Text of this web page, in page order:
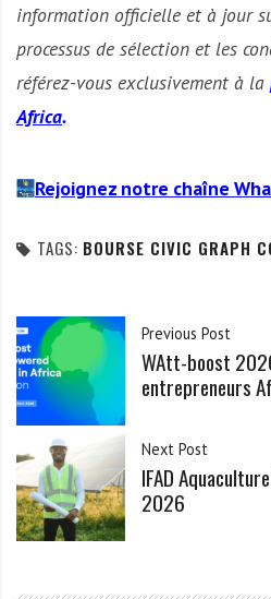
information officielle et à jour
processus de sélection et les
référez-vous exclusivement à la
Africa.
Rejoignez notre chaîne
TAGS: BOURSE CIVIC GRAPH
Previous Post
WAtt-boost
entrepreneurs
Next Post
IFAD
2026